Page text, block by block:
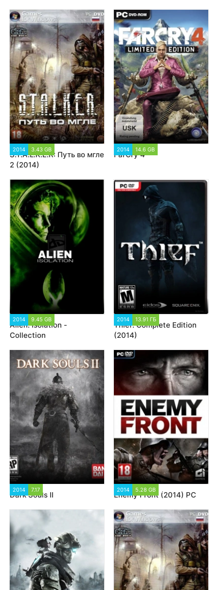
2014 3.43 GB
S.T.A.L.K.E.R: Путь во мгле
2 (2014)
2014 14.6 GB
FarCry 4
2014 9.45 GB
Alien: Isolation -
Collection
2014 13.91 ГБ
Thief: Complete Edition
(2014)
2014 7.17
Dark Souls II
2014 5.28 GB
Enemy Front (2014) PC